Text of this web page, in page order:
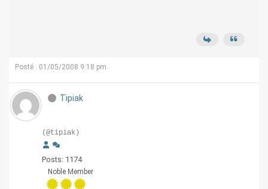
Posté : 01/05/2008 9:18 pm
Tipiak
(@tipiak)
Posts: 1174
Noble Member